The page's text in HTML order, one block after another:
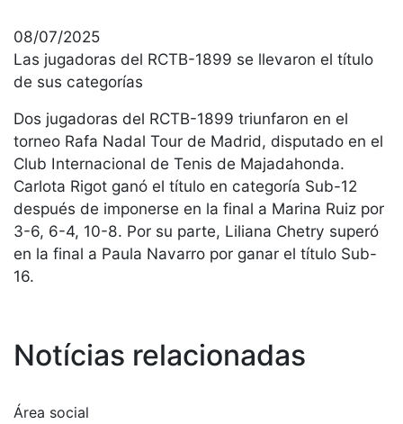
y comités
Estructura
ejecutiva
Fundación
Servicios
Instalaciones
Preguntas
Frecuentes
(FAQs)
Trabaja con
Tenis
tenis
08/07/2025
Las jugadoras del RCTB-1899 se llevaron el título
de sus categorías
Dos jugadoras del RCTB-1899 triunfaron en el
torneo Rafa Nadal Tour de Madrid, disputado en el
Club Internacional de Tenis de Majadahonda.
Carlota Rigot ganó el título en categoría Sub-12
después de imponerse en la final a Marina Ruiz por
3-6, 6-4, 10-8. Por su parte, Liliana Chetry superó
en la final a Paula Navarro por ganar el título Sub-
16.
Notícias relacionadas
Área social